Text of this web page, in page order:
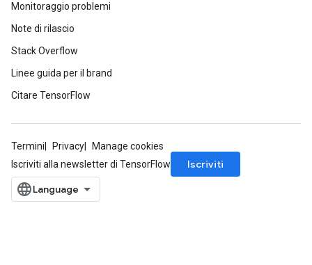
Monitoraggio problemi
Note di rilascio
Stack Overflow
Linee guida per il brand
Citare TensorFlow
Termini Privacy
Manage cookies
Iscriviti alla newsletter di TensorFlow
Iscriviti